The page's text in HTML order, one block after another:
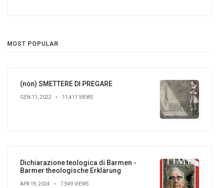
MOST POPULAR
(non) SMETTERE DI PREGARE
GEN 11, 2022 11,411 VIEWS
Dichiarazione teologica di Barmen -
Barmer theologische Erklärung
APR 19, 2024 7,949 VIEWS